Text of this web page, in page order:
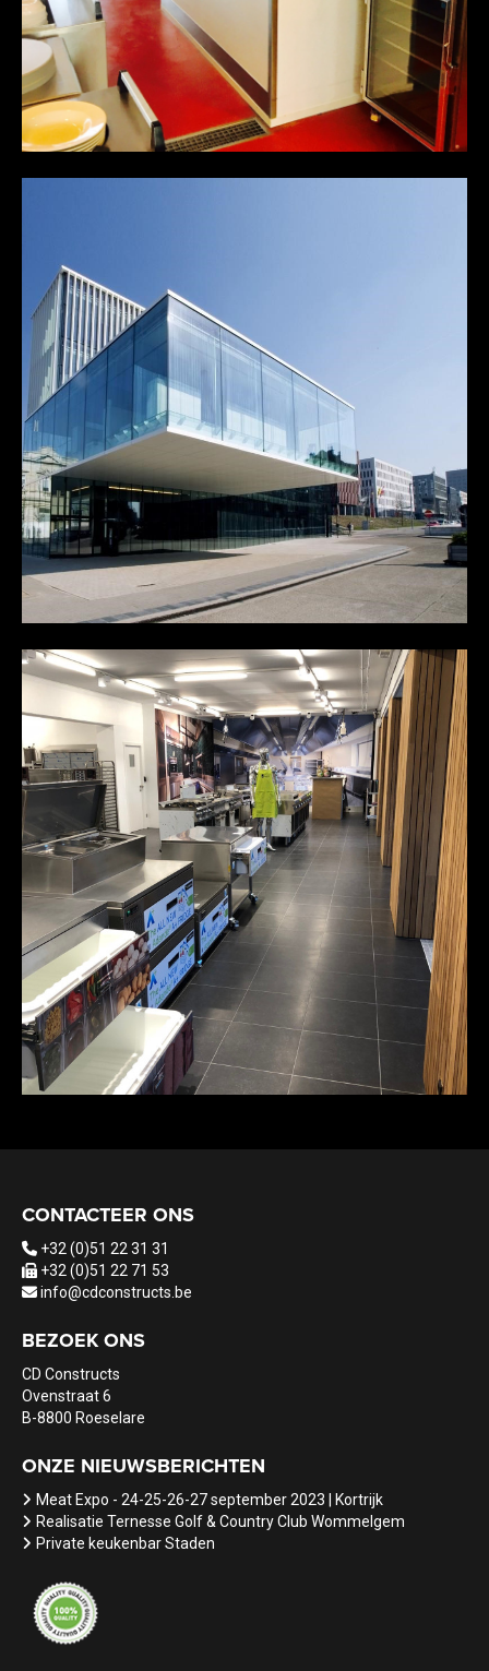
CONTACTEER ONS
+32 (0)51 22 31 31
+32 (0)51 22 71 53
info@cdconstructs.be
BEZOEK ONS
CD Constructs
Ovenstraat 6
B-8800 Roeselare
ONZE NIEUWSBERICHTEN
Meat Expo - 24-25-26-27 september 2023 | Kortrijk
Realisatie Ternesse Golf & Country Club Wommelgem
Private keukenbar Staden